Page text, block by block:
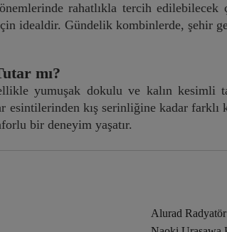
rahatlıkla tercih
idealdir. Gündelik kombinlerde, şehir
mı?
yumuşak dokulu ve kalın kesimli
esintilerinden kış serinliğine kadar
bir deneyim yaşatır.
Alurad Radyatör